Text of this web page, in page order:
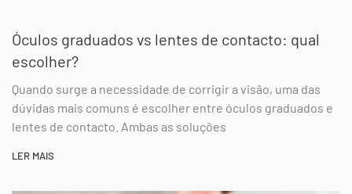
Óculos graduados vs lentes de contacto: qual
escolher?
Quando surge a necessidade de corrigir a visão, uma das
dúvidas mais comuns é escolher entre óculos graduados e
lentes de contacto. Ambas as soluções
LER MAIS